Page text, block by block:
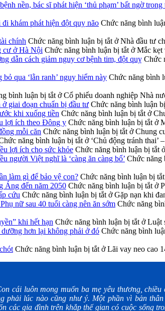
nền, bác sĩ phát hiện ‘thủ phạm’ bất ngờ trong
khám phát hiện đột quỵ não Chức năng bình
chính Chức năng bình luận bị tắt ở Nhà đầu tư
cư ở Hà Nội Chức năng bình luận bị tắt ở Mắc kẹt
dẫn cách giảm nguy cơ bệnh tim, đột quỵ Chức
qua ‘lằn ranh’ nguy hiểm này Chức năng bình
bình luận bị tắt ở Cổ phiếu doanh nghiệp Nhà
giai đoạn chuẩn bị đầu tư Chức năng bình luận
khi xuống tiền Chức năng bình luận bị tắt ở
lợi ích theo Đông y Chức năng bình luận bị tắt ở
mỗi căn Chức năng bình luận bị tắt ở Chung
năng bình luận bị tắt ở ‘Chủ động tránh thai’
lợi ích cho sức khỏe Chức năng bình luận bị tắt
người Việt nghĩ là ‘càng ăn càng bổ’ Chức năng
làm gì để bảo vệ con? Chức năng bình luận bị tắt
Áng đến năm 2050 Chức năng bình luận bị tắt ở
cứu Chức năng bình luận bị tắt ở Gặp nạn khi
nữ sau 40 tuổi càng nên ăn sớm Chức năng
khi hết hạn Chức năng bình luận bị tắt ở Luật
hơn lại không phải ở đó Chức năng bình
Chức năng bình luận bị tắt ở Lãi vay neo cao
cái luôn mong muốn ba mẹ yêu thương,
phải lúc nào cũng như ý. Một phần vì bản
các gia đình trên khắp thế gian có cuộc sống